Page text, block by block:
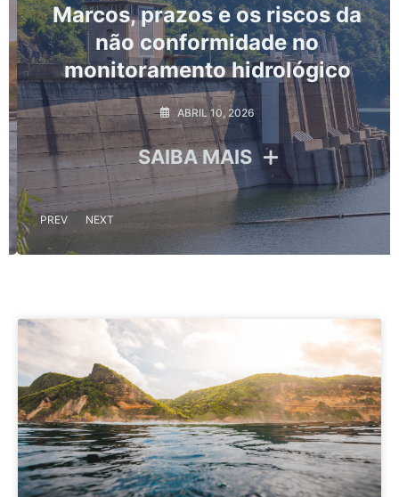
Marcos, prazos e os riscos da
não conformidade no
monitoramento hidrológico
ABRIL 10, 2026
SAIBA MAIS
PREV NEXT